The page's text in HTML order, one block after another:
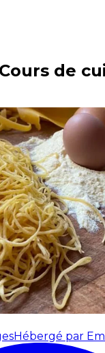
inoubliables :
de
Hébergé par